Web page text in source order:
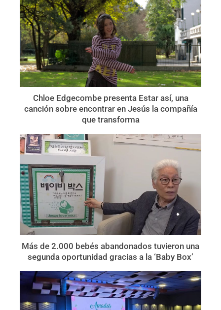
Chloe Edgecombe presenta Estar así, una
canción sobre encontrar en Jesús la compañía
que transforma
Más de 2.000 bebés abandonados tuvieron una
segunda oportunidad gracias a la ‘Baby Box’